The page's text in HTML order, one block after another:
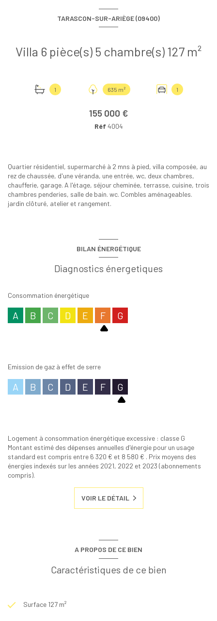
TARASCON-SUR-ARIÈGE (09400)
Villa 6 pièce(s) 5 chambre(s) 127 m²
1 635 m² 1
155 000 €
Réf 4004
Quartier résidentiel, supermarché à 2 mns à pied, villa composée, au
rez de chaussée, d'une véranda, une entrée, wc, deux chambres,
chaufferie, garage. A l'étage, séjour cheminée, terrasse, cuisine, trois
chambres penderies, salle de bain. wc. Combles aménageables.
jardin clôturé, atelier et rangement.
BILAN ÉNERGÉTIQUE
Diagnostics énergetiques
Consommation énergétique
A B C D E F G
Emission de gaz à effet de serre
A B C D E F G
Logement à consommation énergétique excessive : classe G
Montant estimé des dépenses annuelles d'énergie pour un usage
standard est compris entre 6 320 € et 8 580 € . Prix moyens des
énergies indexés sur les années 2021, 2022 et 2023 (abonnements
compris).
VOIR LE DÉTAIL
A PROPOS DE CE BIEN
Caractéristiques de ce bien
Surface 127 m²